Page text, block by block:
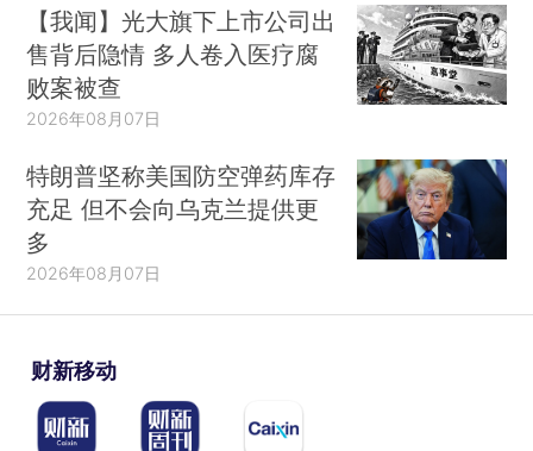
【我闻】光大旗下上市公司出
售背后隐情 多人卷入医疗腐
败案被查
2026年08月07日
特朗普坚称美国防空弹药库存
充足 但不会向乌克兰提供更
多
2026年08月07日
财新移动